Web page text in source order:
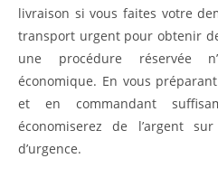
livraison si vous faites votre
transport urgent pour obtenir
une procédure réservée
économique. En vous
et en commandant
économiserez de l’argent
d’urgence.